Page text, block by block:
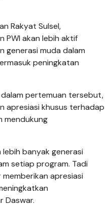
Rakyat Sulsel,
PWI akan lebih aktif
generasi muda dalam
peningkatan
pertemuan tersebut,
apresiasi khusus terhadap
mendukung
lebih banyak generasi
setiap program. Tadi
memberikan apresiasi
Daswar.